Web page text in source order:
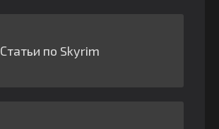
Статьи по Skyrim